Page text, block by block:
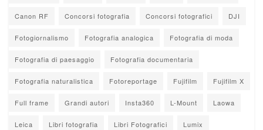
Canon RF Concorsi fotografia Concorsi fotografici DJI
Fotogiornalismo Fotografia analogica Fotografia di moda
Fotografia di paesaggio Fotografia documentaria
Fotografia naturalistica Fotoreportage Fujifilm Fujifilm X
Full frame Grandi autori Insta360 L-Mount Laowa
Leica Libri fotografia Libri Fotografici Lumix